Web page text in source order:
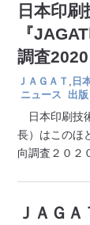
日本印
『
調査
ＪＡＧＡＴ 日
ニュース
出版
日本印刷技
長）はこのほ
向調査２０２
ＪＡＧ